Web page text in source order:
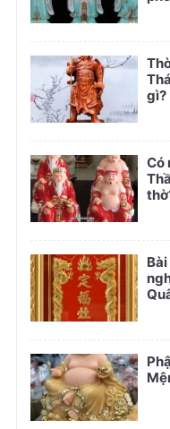
gì?
Có